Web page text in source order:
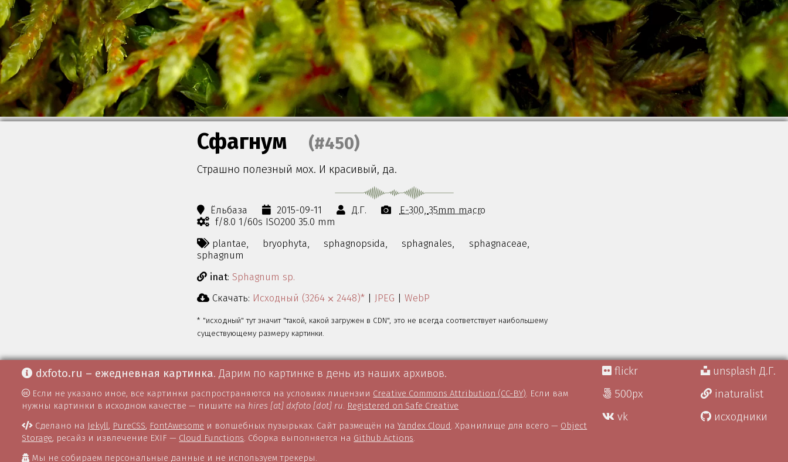
Сфагнум (#450)
Страшно полезный мох. И красивый, да.
Ёльбаза 2015-09-11 Д.Г. E-300 35mm macro
f/8.0 1/60s ISO200 35.0 mm
plantae,
bryophyta, sphagnopsida, sphagnales,
sphagnaceae,
sphagnum
inat: Sphagnum sp.
Скачать: Исходный (3264 ⨉ 2448)* JPEG WebP
* "исходный" тут значит "такой, какой загружен в CDN", это не всегда соответствует наибольшему
существующему размеру картинки.
dxfoto.ru – ежедневная картинка. Дарим по картинке в день из наших архивов.
Если не указано иное, все картинки распространяются на условиях лицензии Creative Commons Attribution (CC-BY). Если вам
нужны картинки в исходном качестве — пишите на hires [at] dxfoto [dot] ru. Registered on Safe Creative
Сделано на Jekyll, PureCSS, FontAwesome и волшебных пузырьках. Сайт размещён наYandex Cloud. Хранилище для всего — Object
Storage, ресайз и извлечение EXIF — Cloud Functions. Сборка выполняется на Github Actions.
Мы не собираем персональные данные и не используем трекеры.
flickr
500px
vk
unsplash Д.Г.
inaturalist
исходники